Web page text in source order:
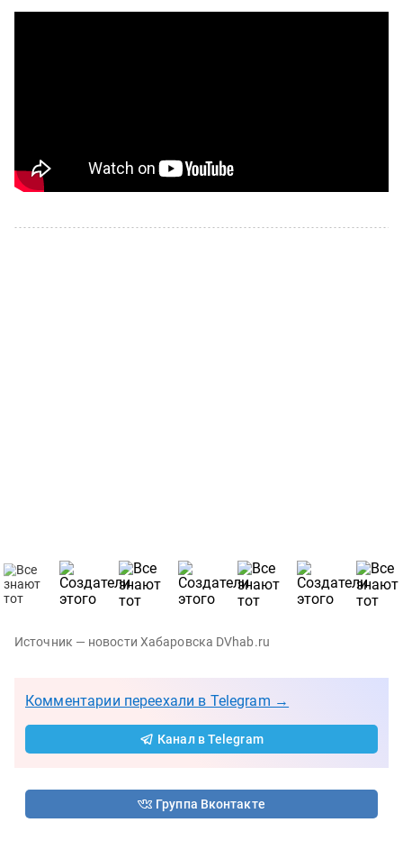
Источник — новости Хабаровска DVhab.ru
Комментарии переехали в Telegram →
Канал в Telegram
Группа Вконтакте